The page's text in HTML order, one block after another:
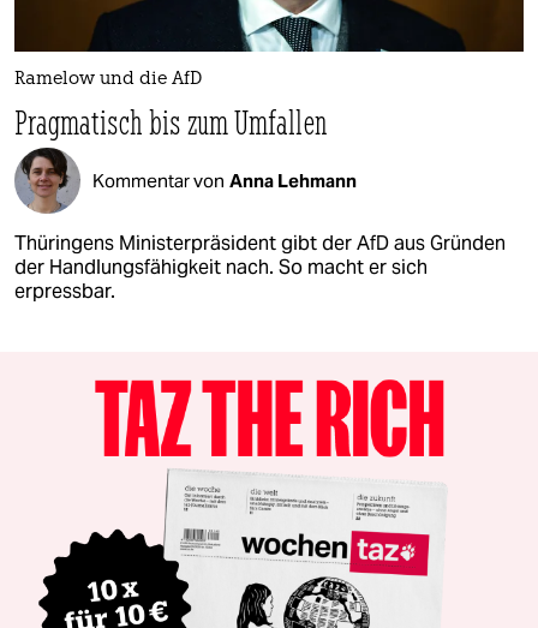
Ramelow und die AfD
Pragmatisch bis zum Umfallen
Kommentar von Anna Lehmann
Thüringens Ministerpräsident gibt der AfD aus Gründen
der Handlungsfähigkeit nach. So macht er sich
erpressbar.